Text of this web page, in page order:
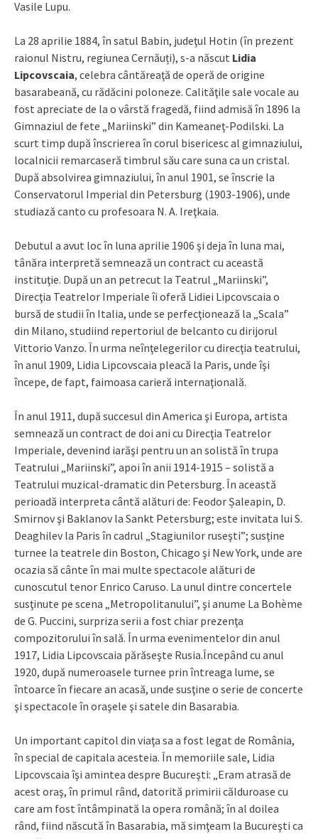
Vasile Lupu.
La 28 aprilie 1884, în satul Babin, judeţul Hotin (în prezent
raionul Nistru, regiunea Cernăuți), s-a născut Lidia
Lipcovscaia, celebra cântăreaţă de operă de origine
basarabeană, cu rădăcini poloneze. Calităţile sale vocale au
fost apreciate de la o vârstă fragedă, fiind admisă în 1896 la
Gimnaziul de fete „Mariinski” din Kameaneţ-Podilski. La
scurt timp după înscrierea în corul bisericesc al gimnaziului,
localnicii remarcaseră timbrul său care suna ca un cristal.
După absolvirea gimnaziului, în anul 1901, se înscrie la
Conservatorul Imperial din Petersburg (1903-1906), unde
studiază canto cu profesoara N. A. Ireţkaia.
Debutul a avut loc în luna aprilie 1906 şi deja în luna mai,
tânăra interpretă semnează un contract cu această
instituţie. După un an petrecut la Teatrul „Mariinski”,
Direcţia Teatrelor Imperiale îi oferă Lidiei Lipcovscaia o
bursă de studii în Italia, unde se perfecţionează la „Scala”
din Milano, studiind repertoriul de belcanto cu dirijorul
Vittorio Vanzo. În urma neînţelegerilor cu direcţia teatrului,
în anul 1909, Lidia Lipcovscaia pleacă la Paris, unde îşi
începe, de fapt, faimoasa carieră internaţională.
În anul 1911, după succesul din America şi Europa, artista
semnează un contract de doi ani cu Direcţia Teatrelor
Imperiale, devenind iarăşi pentru un an solistă în trupa
Teatrului „Mariinski”, apoi în anii 1914-1915 – solistă a
Teatrului muzical-dramatic din Petersburg. În această
perioadă interpreta cântă alături de: Feodor Șaleapin, D.
Smirnov şi Baklanov la Sankt Petersburg; este invitata lui S.
Deaghilev la Paris în cadrul „Stagiunilor ruseşti”; susţine
turnee la teatrele din Boston, Chicago şi New York, unde are
ocazia să cânte în mai multe spectacole alături de
cunoscutul tenor Enrico Caruso. La unul dintre concertele
susţinute pe scena „Metropolitanului”, şi anume La Bohème
de G. Puccini, surpriza serii a fost chiar prezenţa
compozitorului în sală. În urma evenimentelor din anul
1917, Lidia Lipcovscaia părăseşte Rusia.Începând cu anul
1920, după numeroasele turnee prin întreaga lume, se
întoarce în fiecare an acasă, unde susţine o serie de concerte
şi spectacole în oraşele şi satele din Basarabia.
Un important capitol din viaţa sa a fost legat de România,
în special de capitala acesteia. În memoriile sale, Lidia
Lipcovscaia îşi amintea despre Bucureşti: „Eram atrasă de
acest oraş, în primul rând, datorită primirii călduroase cu
care am fost întâmpinată la opera română; în al doilea
rând, fiind născută în Basarabia, mă simţeam la Bucureşti ca